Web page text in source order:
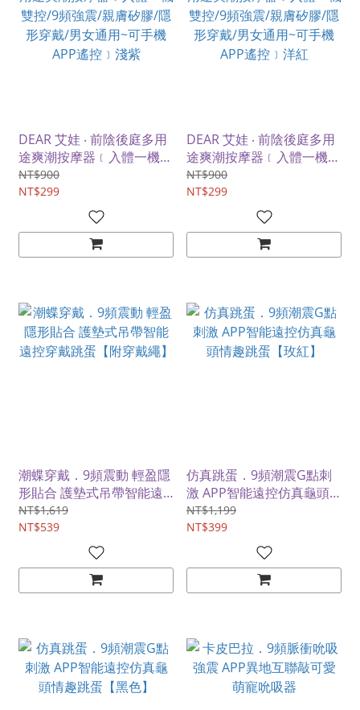
DEAR 艾娃 ‧ 前陰後庭多用
途爽潮按摩器﹝入體一機雙
控/9頻強震/親膚矽膠/隱形
穿戴/男女通用~可手機APP
NT$900
NT$299
DEAR 艾娃 ‧ 前陰後庭多用
途爽潮按摩器﹝入體一機雙
控/9頻強震/親膚矽膠/隱形
穿戴/男女通用~可手機APP
NT$900
NT$299
潮蝶穿戴．9頻震動 輕盈隱
形貼合 護墊式吊帶智能遠
控穿戴跳蛋【附穿戴繩】
NT$1,619
NT$539
仿真跳蛋．9頻潮震G點刺
激 APP智能遠控仿真龜頭
情趣跳蛋【玫紅】
NT$1,199
NT$399